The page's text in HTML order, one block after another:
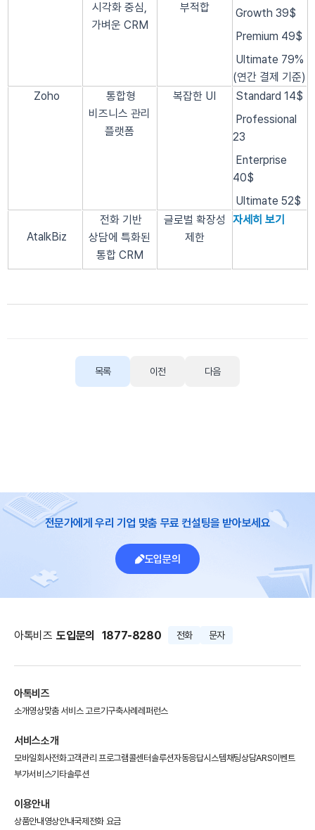
시각화 중심,
가벼운 CRM
부적합
Growth 39$
Premium 49$
Ultimate 79%
(연간 결제 기준)
Zoho
통합형
비즈니스 관리
플랫폼
복잡한 UI
Standard 14$
Professional
23
Enterprise
40$
Ultimate 52$
AtalkBiz
전화 기반
상담에 특화된
통합 CRM
글로벌 확장성
제한
자세히 보기
목록 이전 다음
전문가에게 우리 기업 맞춤 무료 컨설팅을 받아보세요
도입문의
아톡비즈 도입문의 1877-8280 전화 문자
아톡비즈
소개영상맞춤 서비스 고르기구축사례 레퍼런스
서비스소개
모바일회사전화고객관리 프로그램콜센터솔루션자동응답시스템채팅상담ARS이벤트
부가서비스기타솔루션
이용안내
상품안내 영상안내국제전화 요금